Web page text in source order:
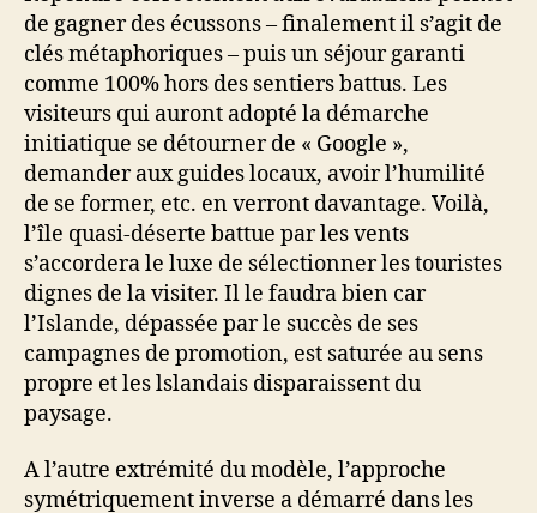
de gagner des écussons – finalement il s’agit de
clés métaphoriques – puis un séjour garanti
comme 100% hors des sentiers battus. Les
visiteurs qui auront adopté la démarche
initiatique se détourner de « Google »,
demander aux guides locaux, avoir l’humilité
de se former, etc. en verront davantage. Voilà,
l’île quasi-déserte battue par les vents
s’accordera le luxe de sélectionner les touristes
dignes de la visiter. Il le faudra bien car
l’Islande, dépassée par le succès de ses
campagnes de promotion, est saturée au sens
propre et les lslandais disparaissent du
paysage.
A l’autre extrémité du modèle, l’approche
symétriquement inverse a démarré dans les